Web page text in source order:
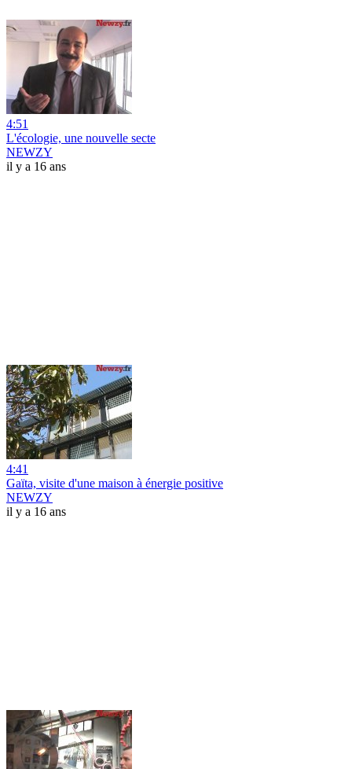
4:51
L'écologie, une nouvelle secte
NEWZY
il y a 16 ans
4:41
Gaïta, visite d'une maison à énergie positive
NEWZY
il y a 16 ans